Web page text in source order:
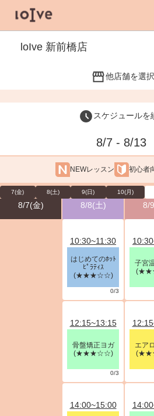
loIve 新前橋店
他店舗を選
スケジュールを
8/7 - 8/13
NEWレッスン 初心者
7(金) 8(土) 9(日) 10(月)
8/7(金) 8/8(土) 8/
10:30~11:30
はじめてのﾎｯﾄ
ﾋﾟﾗﾃｨｽ
(★★★☆☆)
0/3
子宮
12:15~13:15
骨盤矯正ヨガ
(★★★☆☆)
0/3
エア
14:00~15:00